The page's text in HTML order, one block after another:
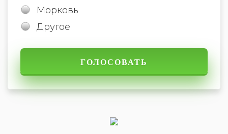
Морковь
Другое